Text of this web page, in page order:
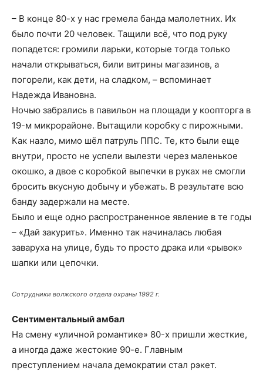
– В конце 80-х у нас гремела банда малолетних. Их
было почти 20 человек. Тащили всё, что под руку
попадется: громили ларьки, которые тогда только
начали открываться, били витрины магазинов, а
погорели, как дети, на сладком, – вспоминает
Надежда Ивановна.
Ночью забрались в павильон на площади у коопторга в
19-м микрорайоне. Вытащили коробку с пирожными.
Как назло, мимо шёл патруль ППС. Те, кто были еще
внутри, просто не успели вылезти через маленькое
окошко, а двое с коробкой выпечки в руках не смогли
бросить вкусную добычу и убежать. В результате всю
банду задержали на месте.
Было и еще одно распространенное явление в те годы
– «Дай закурить». Именно так начиналась любая
заваруха на улице, будь то просто драка или «рывок»
шапки или цепочки.
Сотрудники волжского отдела охраны 1992 г.
Сентиментальный амбал
На смену «уличной романтике» 80-х пришли жесткие,
а иногда даже жестокие 90-е. Главным
преступлением начала демократии стал рэкет.